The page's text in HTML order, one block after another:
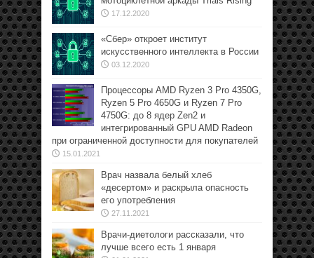
17.12.2020
«Сбер» откроет институт
искусственного интеллекта в России
03.12.2020
Процессоры AMD Ryzen 3 Pro 4350G,
Ryzen 5 Pro 4650G и Ryzen 7 Pro
4750G: до 8 ядер Zen2 и
интегрированный GPU AMD Radeon
при ограниченной доступности для покупателей
15.01.2021
Врач назвала белый хлеб
«десертом» и раскрыла опасность
его употребления
27.11.2021
Врачи-диетологи рассказали, что
лучше всего есть 1 января